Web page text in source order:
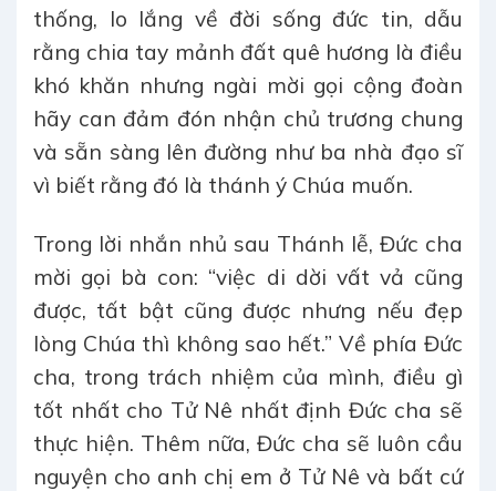
thống, lo lắng về đời sống đức tin, dẫu
rằng chia tay mảnh đất quê hương là điều
khó khăn nhưng ngài mời gọi cộng đoàn
hãy can đảm đón nhận chủ trương chung
và sẵn sàng lên đường như ba nhà đạo sĩ
vì biết rằng đó là thánh ý Chúa muốn.
Trong lời nhắn nhủ sau Thánh lễ, Đức cha
mời gọi bà con: “việc di dời vất vả cũng
được, tất bật cũng được nhưng nếu đẹp
lòng Chúa thì không sao hết.” Về phía Đức
cha, trong trách nhiệm của mình, điều gì
tốt nhất cho Tử Nê nhất định Đức cha sẽ
thực hiện. Thêm nữa, Đức cha sẽ luôn cầu
nguyện cho anh chị em ở Tử Nê và bất cứ